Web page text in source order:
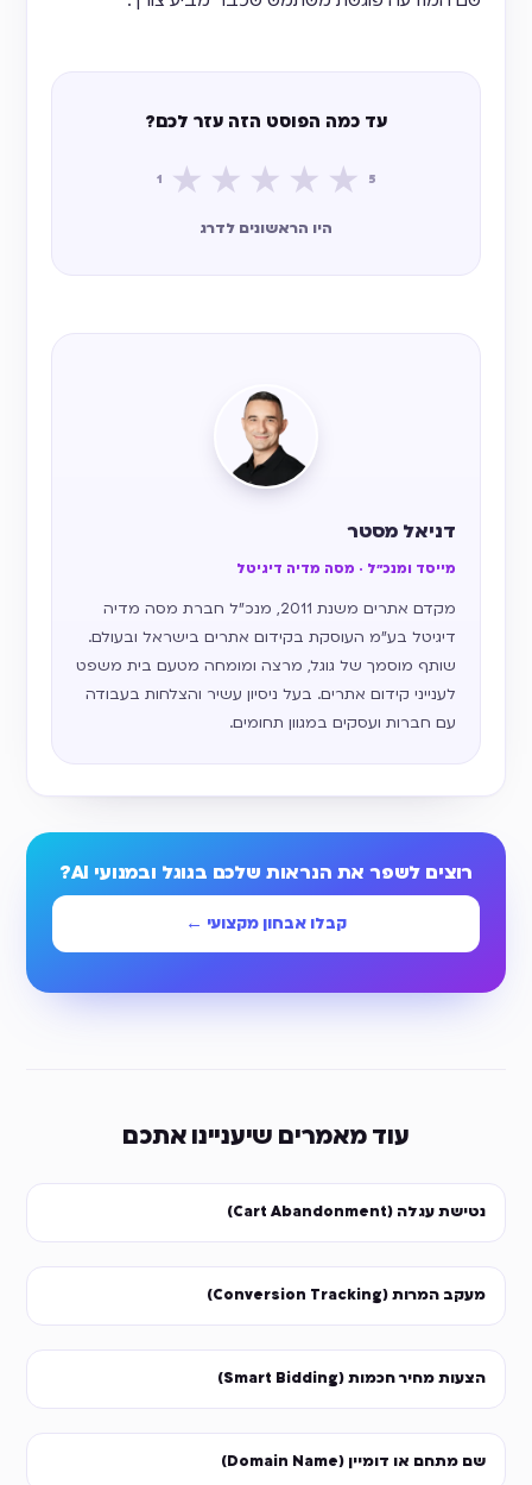
עד כמה הפוסט הזה עזר לכם?
1 ★ ★ ★ ★ ★ 5
היו הראשונים לדרג
דניאל מסטר
מייסד ומנכ״ל · מסה מדיה דיגיטל
מקדם אתרים משנת 2011, מנכ״ל חברת מסה מדיה
דיגיטל בע״מ העוסקת בקידום אתרים בישראל ובעולם.
שותף מוסמך של גוגל, מרצה ומומחה מטעם בית משפט
לענייני קידום אתרים. בעל ניסיון עשיר והצלחות בעבודה
עם חברות ועסקים במגוון תחומים.
רוצים לשפר את הנראות שלכם בגוגל ובמנועי AI?
קבלו אבחון מקצועי ←
עוד מאמרים שיעניינו אתכם
נטישת עגלה (Cart Abandonment)
מעקב המרות (Conversion Tracking)
הצעות מחיר חכמות (Smart Bidding)
שם מתחם או דומיין (Domain Name)